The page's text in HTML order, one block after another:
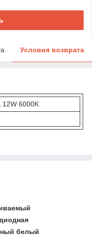
Условия возврата
12W 6000K
белый